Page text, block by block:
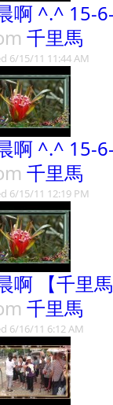
啊 ^.^ 15-
千里馬
6/15/11 11:44 AM
啊 ^.^ 15-
千里馬
6/15/11 12:19 PM
啊 【千里馬
千里馬
6/16/11 6:12 AM